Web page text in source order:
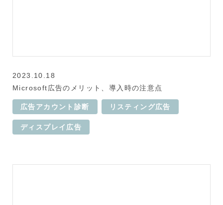
2023.10.18
Microsoft広告のメリット、導入時の注意点
広告アカウント診断 リスティング広告
ディスプレイ広告